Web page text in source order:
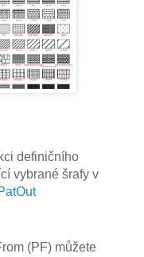
definičního
vybrané šrafy v
(PF) můžete